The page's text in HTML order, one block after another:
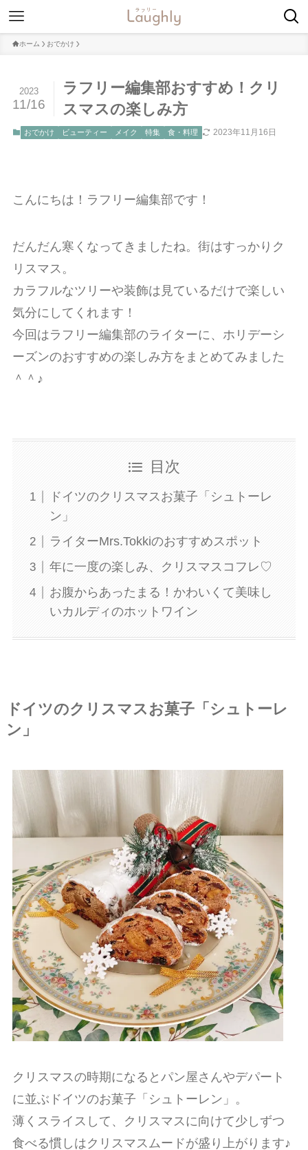
ホーム おでかけ
ラフリー編集部おすすめ！クリ
スマスの楽しみ方
2023
11/16
おでかけ ビューティー メイク 特集 食・料理 2023年11月16日
こんにちは！ラフリー編集部です！
だんだん寒くなってきましたね。街はすっかりク
リスマス。
カラフルなツリーや装飾は見ているだけで楽しい
気分にしてくれます！
今回はラフリー編集部のライターに、ホリデーシ
ーズンのおすすめの楽しみ方をまとめてみました
＾＾♪
目次
ドイツのクリスマスお菓子「シュトーレ
ン」
ライターMrs.Tokkiのおすすめスポット
年に一度の楽しみ、クリスマスコフレ♡
お腹からあったまる！かわいくて美味し
いカルディのホットワイン
ドイツのクリスマスお菓子「シュトーレ
ン」
クリスマスの時期になるとパン屋さんやデパート
に並ぶドイツのお菓子「シュトーレン」。
薄くスライスして、クリスマスに向けて少しずつ
食べる慣しはクリスマスムードが盛り上がります♪